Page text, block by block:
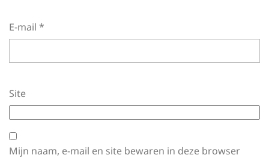
E-mail *
Site
Mijn naam, e-mail en site bewaren in deze browser